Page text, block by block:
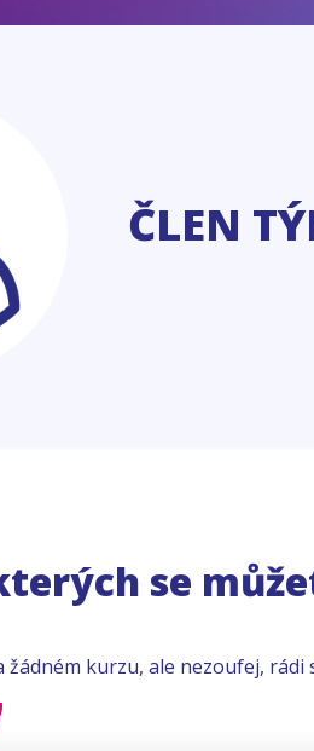
ČLEN
se
žádném kurzu, ale nezoufej,